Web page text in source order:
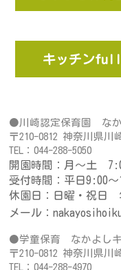
キッチンfull
●川崎認定保育園　な
〒210-0812 神奈川県川
TEL：044-288-5050
開園時間：月～土
受付時間：平日9:00～
休園日：日曜・祝日
メール：nakayosi
●学童保育　なかよし
〒210-0812 神奈川県川
TEL：044-288-4970